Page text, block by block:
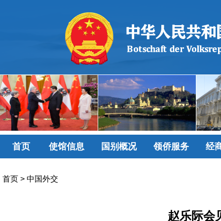
首页 使馆信息 国别概况 领侨服务 经
首页 > 中国外交
赵乐际会